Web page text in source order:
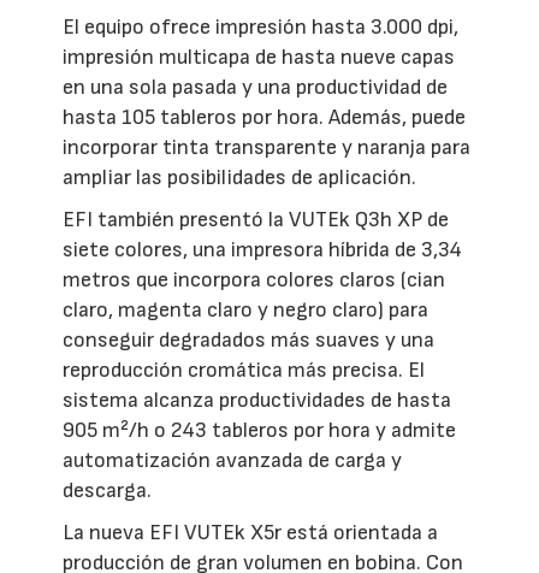
El equipo ofrece impresión hasta 3.000 dpi,
impresión multicapa de hasta nueve capas
en una sola pasada y una productividad de
hasta 105 tableros por hora. Además, puede
incorporar tinta transparente y naranja para
ampliar las posibilidades de aplicación.
EFI también presentó la VUTEk Q3h XP de
siete colores, una impresora híbrida de 3,34
metros que incorpora colores claros (cian
claro, magenta claro y negro claro) para
conseguir degradados más suaves y una
reproducción cromática más precisa. El
sistema alcanza productividades de hasta
905 m²/h o 243 tableros por hora y admite
automatización avanzada de carga y
descarga.
La nueva EFI VUTEk X5r está orientada a
producción de gran volumen en bobina. Con